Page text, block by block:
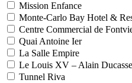
Mission Enfance
Monte-Carlo Bay Hotel &
Centre Commercial de
Quai Antoine Ier
La Salle Empire
Le Louis XV – Alain
Tunnel Riva